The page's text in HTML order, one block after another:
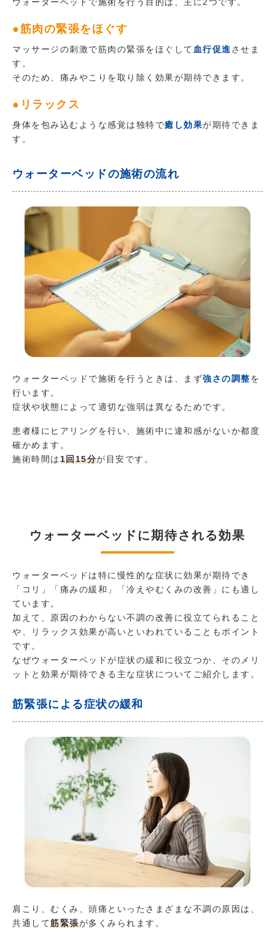
●筋肉の緊張をほぐす
マッサージの刺激で筋肉の緊張をほぐして 血行促進させま
す。
そのため、痛みやこりを取り除く効果が期待できます。
●リラックス
身体を包み込むような感覚は独特で癒し効果が期待できま
す。
ウォーターベッドの施術の流れ
ウォーターベッドで施術を行うときは、まず強さの調整を
行います。
症状や状態によって適切な強弱は異なるためです。
患者様にヒアリングを行い、施術中に違和感がないか都度
確かめます。
施術時間は1回15分が目安です。
ウォーターベッドに期待される効果
ウォーターベッドは特に慢性的な症状に効果が期待でき
「コリ」「痛みの緩和」「冷えやむくみの改善」にも適し
ています。
加えて、原因のわからない不調の改善に役立てられること
や、リラックス効果が高いといわれていることもポイント
です。
なぜウォーターベッドが症状の緩和に役立つか、そのメリ
ットと効果が期待できる主な症状についてご紹介します。
筋緊張による症状の緩和
肩こり、むくみ、頭痛といったさまざまな不調の原因は、
共通して筋緊張が多くみられます。